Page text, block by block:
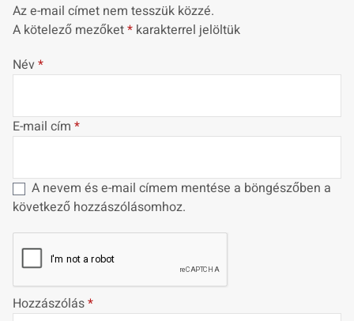
Az e-mail címet nem tesszük közzé.
A kötelező mezőket* karakterrel jelöltük
Név*
E-mail cím *
A nevem és e-mail címem mentése a böngészőben a
következő hozzászólásomhoz.
Hozzászólás*